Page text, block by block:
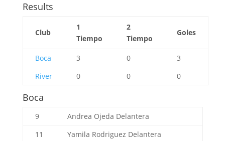
Results
Club
1
Tiempo
2
Tiempo
Goles
Boca 3 0
3
River
0 0 0
Boca
9 Andrea Ojeda Delantera
11
Yamila Rodriguez Delantera